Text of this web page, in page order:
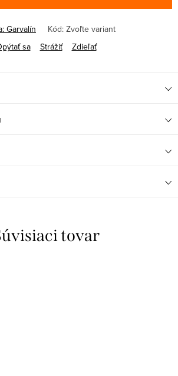
Garvalín Kód: Zvoľte variant
sa
Strážiť Zdieľať
tovar